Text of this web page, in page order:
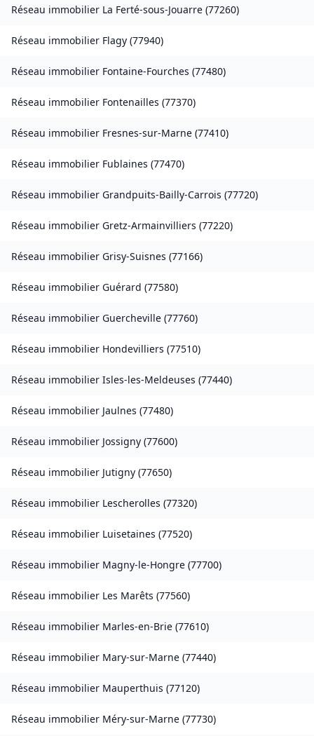
Réseau immobilier La Ferté-sous-Jouarre (77260)
Réseau immobilier Flagy (77940)
Réseau immobilier Fontaine-Fourches (77480)
Réseau immobilier Fontenailles (77370)
Réseau immobilier Fresnes-sur-Marne (77410)
Réseau immobilier Fublaines (77470)
Réseau immobilier Grandpuits-Bailly-Carrois (77720)
Réseau immobilier Gretz-Armainvilliers (77220)
Réseau immobilier Grisy-Suisnes (77166)
Réseau immobilier Guérard (77580)
Réseau immobilier Guercheville (77760)
Réseau immobilier Hondevilliers (77510)
Réseau immobilier Isles-les-Meldeuses (77440)
Réseau immobilier Jaulnes (77480)
Réseau immobilier Jossigny (77600)
Réseau immobilier Jutigny (77650)
Réseau immobilier Lescherolles (77320)
Réseau immobilier Luisetaines (77520)
Réseau immobilier Magny-le-Hongre (77700)
Réseau immobilier Les Marêts (77560)
Réseau immobilier Marles-en-Brie (77610)
Réseau immobilier Mary-sur-Marne (77440)
Réseau immobilier Mauperthuis (77120)
Réseau immobilier Méry-sur-Marne (77730)